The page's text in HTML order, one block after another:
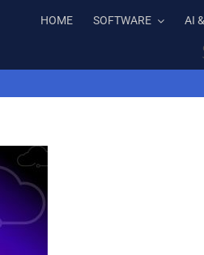
HOME SOFTWARE AI